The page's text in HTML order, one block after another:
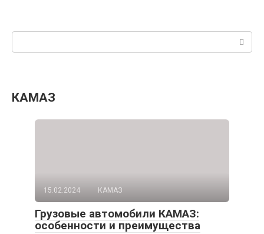
КАМАЗ
15.02.2024 КАМАЗ
Грузовые автомобили КАМАЗ:
особенности и преимущества